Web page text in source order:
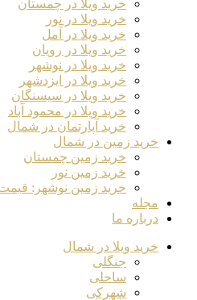
خرید ویلا در چمستان
خرید ویلا در نور
خرید ویلا در آمل
خرید ویلا در رویان
خرید ویلا در نوشهر
خرید ویلا در ایزدشهر
خرید ویلا در سیسنگان
خرید ویلا در محمود آباد
خرید آپارتمان در شمال
خرید زمین در شمال
خرید زمین چمستان
خرید زمین نور
خرید زمین نوشهر: قیمت
مجله
درباره ما
خرید ویلا در شمال
جنگلی
ساحلی
شهرکی